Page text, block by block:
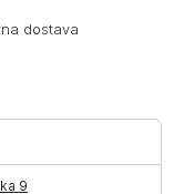
dostava
9